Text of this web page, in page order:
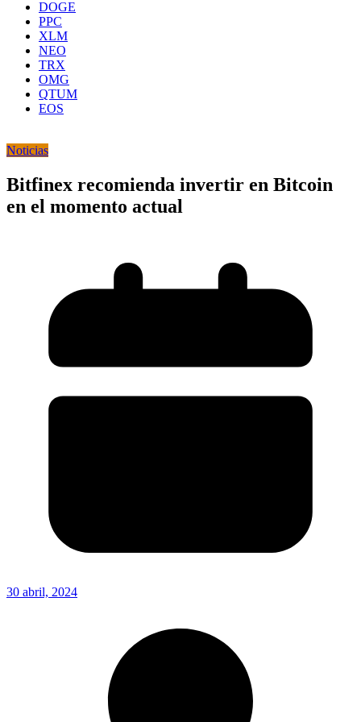
DOGE
PPC
XLM
NEO
TRX
OMG
QTUM
EOS
Noticias
Bitfinex recomienda invertir en Bitcoin
en el momento actual
30 abril, 2024